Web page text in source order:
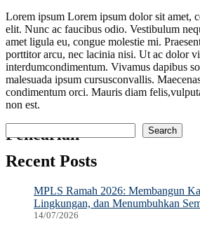
Lorem ipsum Lorem ipsum dolor sit amet,
elit. Nunc ac faucibus odio. Vestibulum
amet ligula eu, congue molestie mi.
porttitor arcu, nec lacinia nisi. Ut ac dolor
interdumcondimentum. Vivamus dapibus
malesuada ipsum cursusconvallis.
condimentum orci. Mauris diam
non est.
Pencarian Search
Recent Posts
MPLS Ramah 2026: Membangun
Lingkungan, dan Menumbuhkan
14/07/2026